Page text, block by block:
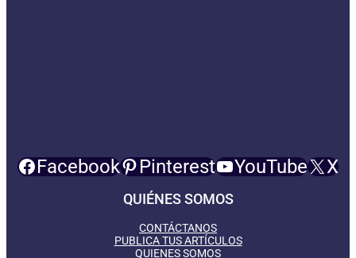
Facebook Pinterest YouTube X
QUIÉNES SOMOS
CONTÁCTANOS
PUBLICA TUS ARTÍCULOS
QUIENES SOMOS